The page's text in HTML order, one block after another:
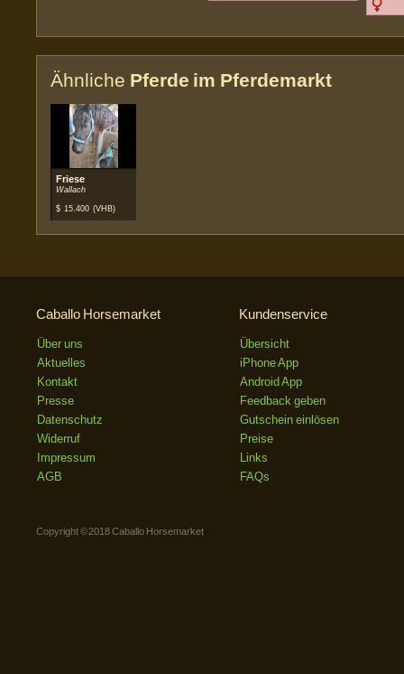
Ähnliche Pferde im Pferdemarkt
Friese
Wallach
$ 15.400 (VHB)
Caballo Horsemarket
Über uns
Aktuelles
Kontakt
Presse
Datenschutz
Widerruf
Impressum
AGB
Kundenservice
Übersicht
iPhone App
Android App
Feedback geben
Gutschein einlösen
Preise
Links
FAQs
Copyright © 2018 Caballo Horsemarket